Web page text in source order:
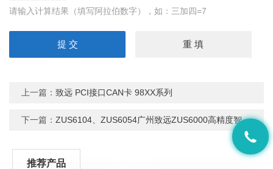
请输入计算结果（填写阿拉伯数字），如：三加四=7
上一篇：致远 PCI接口CAN卡 98XX系列
下一篇：ZUS6104、ZUS6054广州致远ZUS6000高精度智能应用型示波器
推荐产品